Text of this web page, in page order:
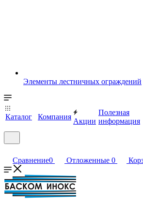
Элементы лестничных ограждений
Каталог Компания
Акции
Полезная
информация
Сравнение0 Отложенные 0